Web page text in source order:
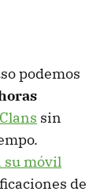
podemos
sin
su móvil
de